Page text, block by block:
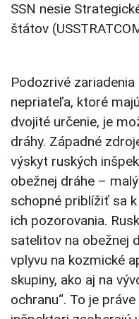
SSN nesie
štátov
Podozrivé
nepriateľa, ktoré
dvojité určenie, je
dráhy. Západné
výskyt ruských
obežnej dráhe –
schopné priblížiť sa
ich pozorovania.
satelitov na obežnej
vplyvu na kozmické
skupiny, ako aj na
ochranu“. To je